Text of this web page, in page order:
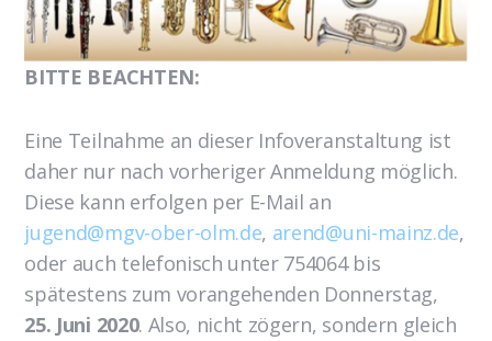
BITTE BEACHTEN:
Eine Teilnahme an dieser Infoveranstaltung ist
daher nur nach vorheriger Anmeldung möglich.
Diese kann erfolgen per E-Mail an
jugend@mgv-ober-olm.de, arend@uni-mainz.de,
oder auch telefonisch unter 754064 bis
spätestens zum vorangehenden Donnerstag,
25. Juni 2020. Also, nicht zögern, sondern gleich